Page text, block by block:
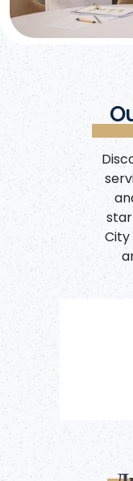
городов в
процветание
партнерства.
City